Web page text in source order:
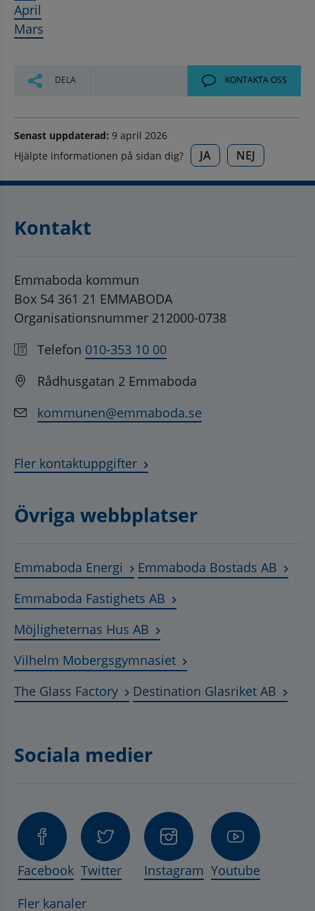
April
Mars
DELA KONTAKTA OSS
Senast uppdaterad: 9 april 2026
Hjälpte informationen på sidan dig?
JA NEJ
Kontakt
Emmaboda kommun
Box 54 361 21 EMMABODA
Organisationsnummer 212000-0738
Telefon 010-353 10 00
Rådhusgatan 2 Emmaboda
kommunen@emmaboda.se
Fler kontaktuppgifter
Övriga webbplatser
Emmaboda Energi Länk till annan webbplats,
Emmaboda Bostads AB
Emmaboda Fastighets AB Länk till annan
Möjligheternas Hus AB Länk till annan webbplats,
Vilhelm MobergsgymnasietLänk till annan
The Glass FactoryLänk till annan webbplats,
Destination Glasriket AB
Sociala medier
Facebook Twitter Instagram Youtube
Fler kanaler